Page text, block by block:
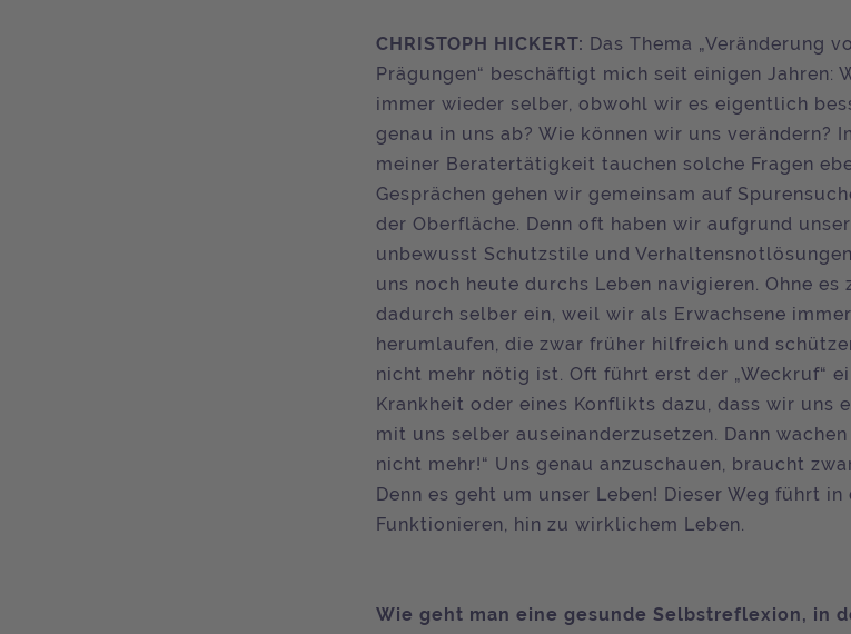
CHRISTOPH HICKERT: Das Thema „Veränderung
Prägungen“ beschäftigt mich seit einigen Jahren:
immer wieder selber, obwohl wir es eigentlich
genau in uns ab? Wie können wir uns verändern?
meiner Beratertätigkeit tauchen solche Fragen
Gesprächen gehen wir gemeinsam auf
der Oberfläche. Denn oft haben wir aufgrund
unbewusst Schutzstile und
uns noch heute durchs Leben navigieren. Ohne es
dadurch selber ein, weil wir als Erwachsene
herumlaufen, die zwar früher hilfreich und
nicht mehr nötig ist. Oft führt erst der „Weckruf“
Krankheit oder eines Konflikts dazu, dass wir uns
mit uns selber auseinanderzusetzen. Dann
nicht mehr!“ Uns genau anzuschauen, braucht
Denn es geht um unser Leben! Dieser Weg führt
Funktionieren, hin zu wirklichem Leben.
Wie geht man eine gesunde Selbstreflexion, in